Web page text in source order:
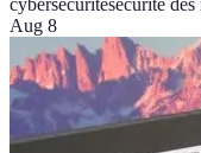
Aug 8